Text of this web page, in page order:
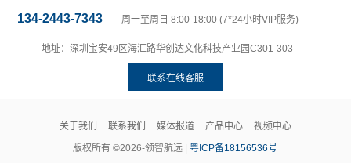
134-2443-7343 周一至周日 8:00-18:00 (7*24小时VIP服务)
地址：深圳宝安49区海汇路华创达文化科技产业园C301-303
联系在线客服
关于我们 联系我们 媒体报道 产品中心
视频中心
版权所有 ©2026-领智航远 |粤ICP备18156536号